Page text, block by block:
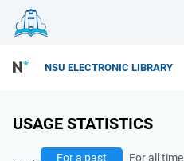
NSU ELECTRONIC LIBRARY
USAGE STATISTICS
For a past
For all time